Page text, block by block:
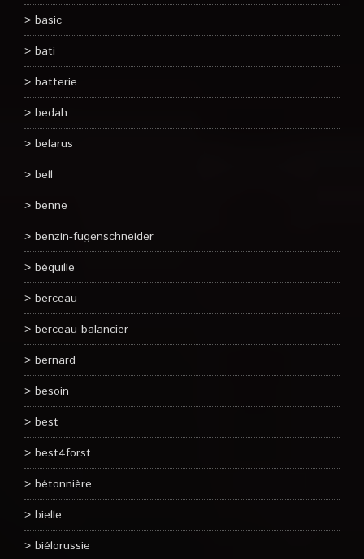
basic
bati
batterie
bedah
belarus
bell
benne
benzin-fugenschneider
béquille
berceau
berceau-balancier
bernard
besoin
best
best4forst
bétonnière
bielle
biélorussie